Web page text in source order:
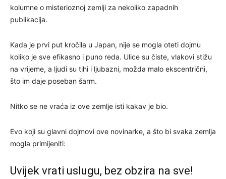
kolumne o misterioznoj zemlji za nekoliko zapadnih
publikacija.
Kada je prvi put kročila u Japan, nije se mogla oteti dojmu
koliko je sve efikasno i puno reda. Ulice su čiste, vlakovi stižu
na vrijeme, a ljudi su tihi i ljubazni, možda malo ekscentrični,
što im daje poseban šarm.
Nitko se ne vraća iz ove zemlje isti kakav je bio.
Evo koji su glavni dojmovi ove novinarke, a što bi svaka zemlja
mogla primijeniti:
Uvijek vrati uslugu, bez obzira na sve!